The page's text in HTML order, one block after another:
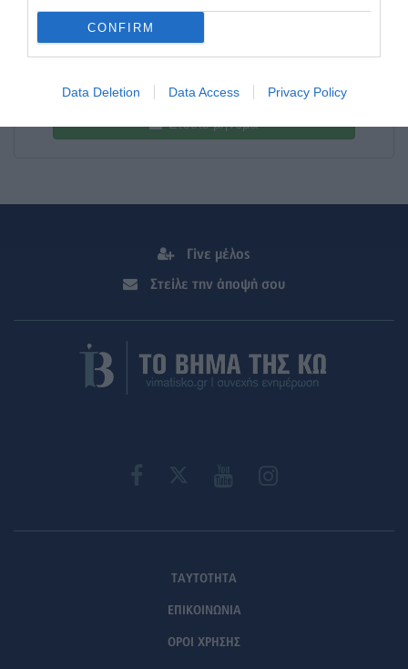
CONFIRM
Data Deletion Data Access Privacy Policy
Στείλε μήνυμα
Γίνε μέλος
Στείλε την άποψή σου
ΤΑΥΤΟΤΗΤΑ
ΕΠΙΚΟΙΝΩΝΙΑ
ΟΡΟΙ ΧΡΗΣΗΣ